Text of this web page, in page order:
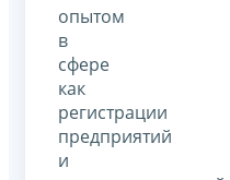
опытом
в
сфере
как
регистрации
предприятий
и